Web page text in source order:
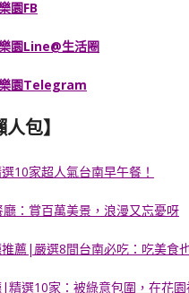
園FB
園Line@生活圈
園Telegram
包】
10家超人氣台南早午餐！
：賞百萬美景，浪漫又忘憂呀
薦|嚴選8間台南必吃：吃美食
精選10家：被綠意包圍，在花